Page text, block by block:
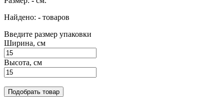
Найдено: - товаров
Введите размер упаковки
Ширина, см
Высота, см
Подобрать товар